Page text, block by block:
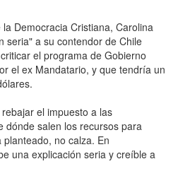
Democracia Cristiana, Carolina
seria" a su contendor de Chile
el programa de Gobierno
el ex Mandatario, y que tendría un
el impuesto a las
dónde salen los recursos para
no calza. En
una explicación seria y creíble a